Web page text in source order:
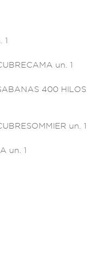
1
un. 1
400 HILOS
ESOMMIER un. 1
un. 1